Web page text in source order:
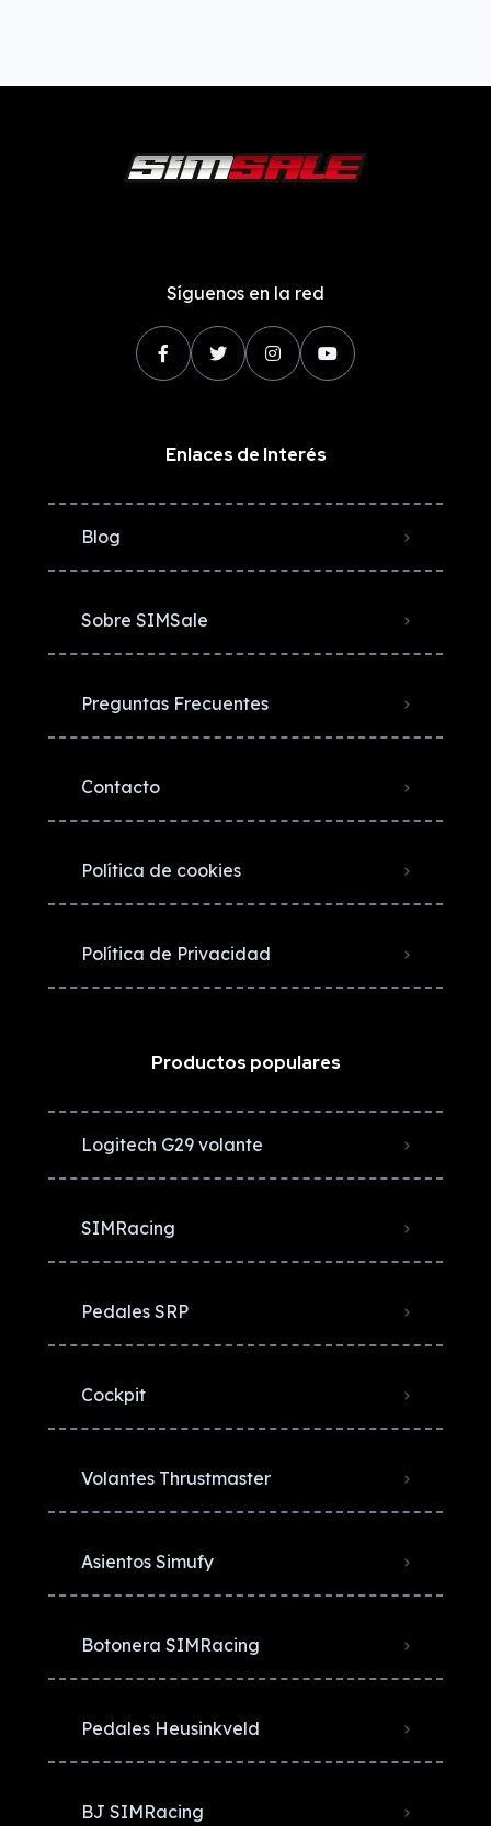
Síguenos en la red
Enlaces de Interés
Blog
Sobre SIMSale
Preguntas Frecuentes
Contacto
Política de cookies
Política de Privacidad
Productos populares
Logitech G29 volante
SIMRacing
Pedales SRP
Cockpit
Volantes Thrustmaster
Asientos Simufy
Botonera SIMRacing
Pedales Heusinkveld
BJ SIMRacing